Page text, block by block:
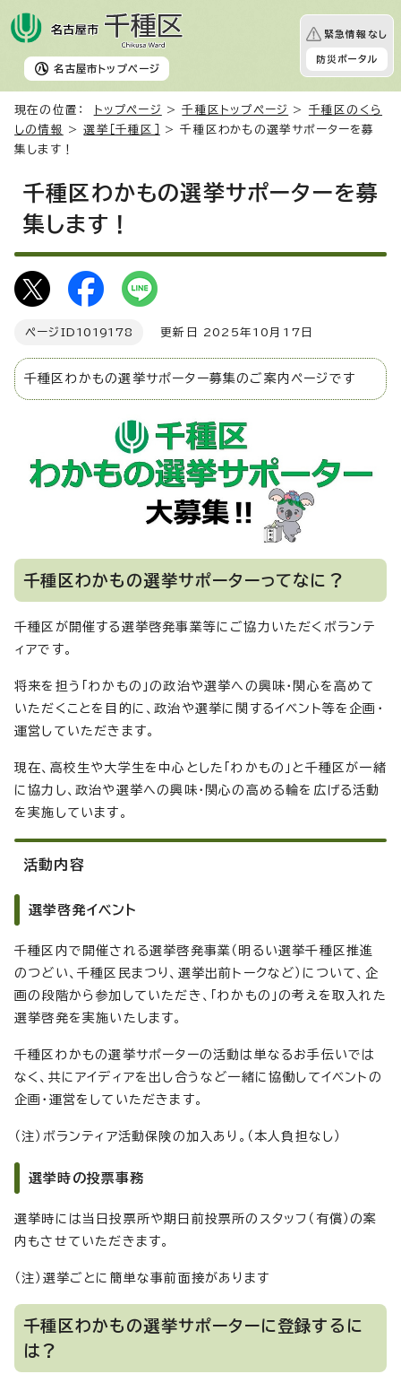
名古屋市 トップページ
緊急情報なし
防災ポータル
現在の位置： トップページ >千種区トップページ > 千種区のくら
しの情報
>選挙［千種区］
> 千種区わかもの選挙サポーターを募
集します！
千種区わかもの選挙サポーターを募
集します！
ページID 1019178 更新日 2025年10月17日
千種区わかもの選挙サポーター募集のご案内ページです
千種区わかもの選挙サポーターってなに？
千種区が開催する選挙啓発事業等にご協力いただくボランテ
ィアです。
将来を担う「わかもの」の政治や選挙への興味・関心を高めて
いただくことを目的に、政治や選挙に関するイベント等を企画・
運営していただきます。
現在、高校生や大学生を中心とした「わかもの」と千種区が一緒
に協力し、政治や選挙への興味・関心の高める輪を広げる活動
を実施しています。
活動内容
選挙啓発イベント
千種区内で開催される選挙啓発事業（明るい選挙千種区推進
のつどい、千種区民まつり、選挙出前トークなど）について、企
画の段階から参加していただき、「わかもの」の考えを取入れた
選挙啓発を実施いたします。
千種区わかもの選挙サポーターの活動は単なるお手伝いでは
なく、共にアイディアを出し合うなど一緒に協働してイベントの
企画・運営をしていただきます。
（注）ボランティア活動保険の加入あり。（本人負担なし）
選挙時の投票事務
選挙時には当日投票所や期日前投票所のスタッフ（有償）の案
内もさせていただきます。
（注）選挙ごとに簡単な事前面接があります
千種区わかもの選挙サポーターに登録するに
は？